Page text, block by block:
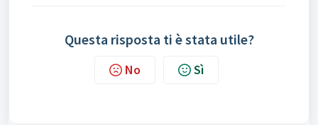
Questa risposta ti è stata utile?
No Sì